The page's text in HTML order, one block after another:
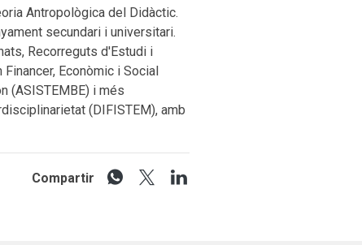
Antropològica del Didàctic.
secundari i universitari.
Recorreguts d'Estudi i
Econòmic i Social
(ASISTEMBE) i més
(DIFISTEM), amb
Compartir